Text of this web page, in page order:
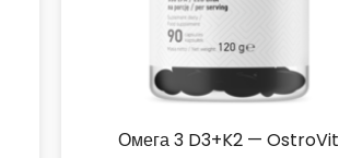
Омега 3 D3+K2 — OstroVit